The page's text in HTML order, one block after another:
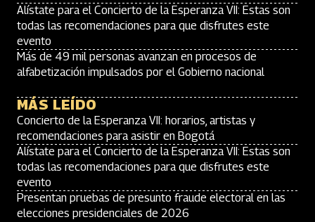
Alístate para el Concierto de la Esperanza VII: Estas son
todas las recomendaciones para que disfrutes este
evento
Más de 49 mil personas avanzan en procesos de
alfabetización impulsados por el Gobierno nacional
MÁS LEÍDO
Concierto de la Esperanza VII: horarios, artistas y
recomendaciones para asistir en Bogotá
Alístate para el Concierto de la Esperanza VII: Estas son
todas las recomendaciones para que disfrutes este
evento
Presentan pruebas de presunto fraude electoral en las
elecciones presidenciales de 2026